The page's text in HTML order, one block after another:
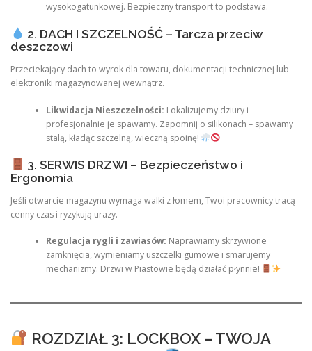
wysokogatunkowej. Bezpieczny transport to podstawa.
2. DACH I SZCZELNOŚĆ – Tarcza przeciw
deszczowi
Przeciekający dach to wyrok dla towaru, dokumentacji technicznej lub
elektroniki magazynowanej wewnątrz.
Likwidacja Nieszczelności: Lokalizujemy dziury i
profesjonalnie je spawamy. Zapomnij o silikonach – spawamy
stalą, kładąc szczelną, wieczną spoinę!
3. SERWIS DRZWI – Bezpieczeństwo i
Ergonomia
Jeśli otwarcie magazynu wymaga walki z łomem, Twoi pracownicy tracą
cenny czas i ryzykują urazy.
Regulacja rygli i zawiasów: Naprawiamy skrzywione
zamknięcia, wymieniamy uszczelki gumowe i smarujemy
mechanizmy. Drzwi w Piastowie będą działać płynnie!
ROZDZIAŁ 3: LOCKBOX – TWOJA